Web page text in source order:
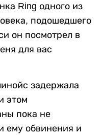
Ring одного из
подошедшего
он посмотрел в
для вас
задержала
этом
пока не
ему обвинения и